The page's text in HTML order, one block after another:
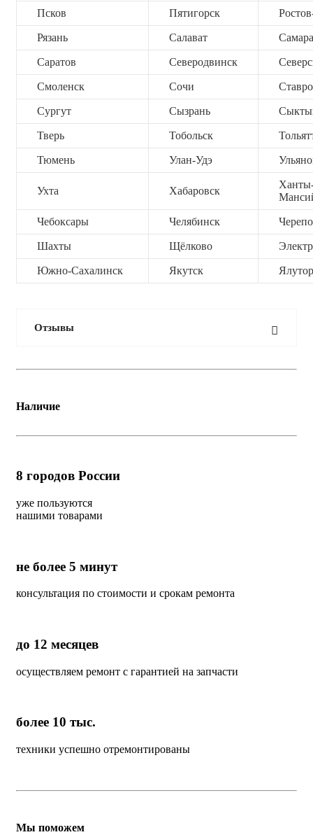
Псков Пятигорск
Рязань Салават Самара
Саратов Северодвинск
Смоленск Сочи
Сургут Сызрань
Тверь Тобольск
Тюмень Улан-Удэ
Ухта Хабаровск
Чебоксары Челябинск
Шахты Щёлково
Южно-Сахалинск Якутск
Отзывы
Наличие
8 городов России
уже пользуются
нашими товарами
не более 5 минут
консультация по стоимости и срокам ремонта
до 12 месяцев
осуществляем ремонт с гарантией на запчасти
более 10 тыс.
техники успешно отремонтированы
Мы поможем